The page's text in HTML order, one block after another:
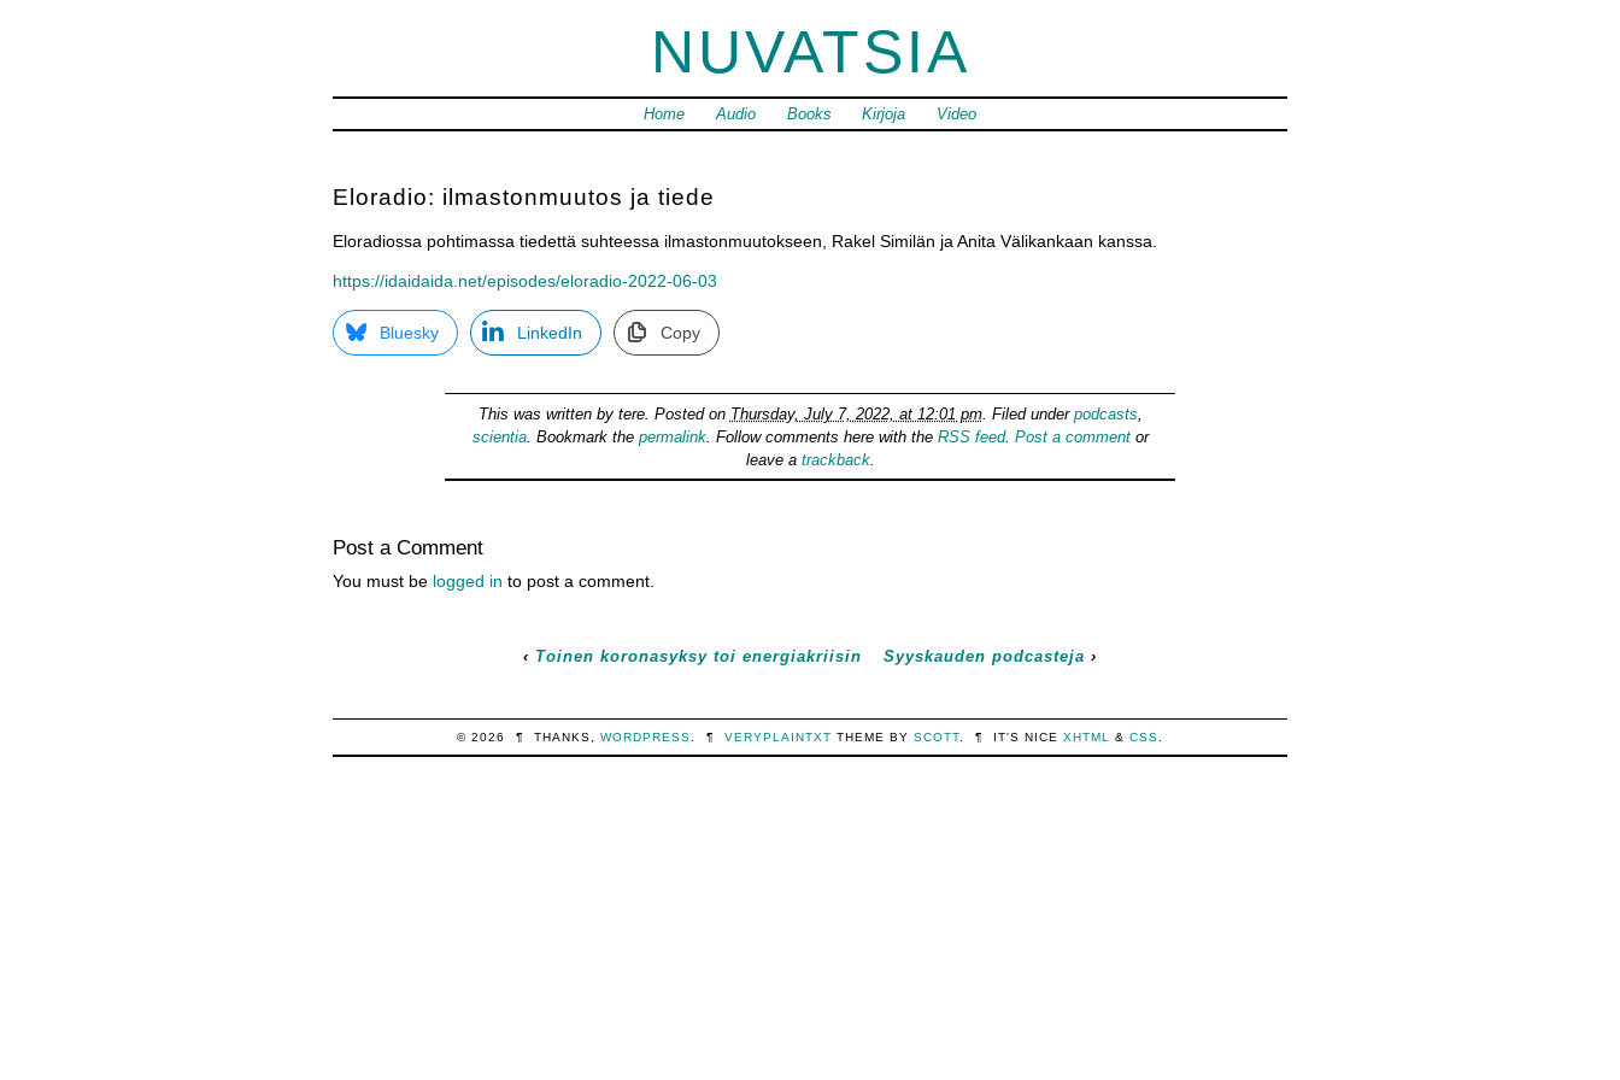
NUVATSIA
Home Audio Books Kirjoja Video
Eloradio: ilmastonmuutos ja tiede
Eloradiossa pohtimassa tiedettä suhteessa ilmastonmuutokseen, Rakel Similän ja Anita Välikankaan kanssa.
https://idaidaida.net/episodes/eloradio-2022-06-03
Bluesky LinkedIn Copy
This was written by tere. Posted on Thursday, July 7, 2022, at 12:01 pm. Filed under podcasts
scientia. Bookmark the permalink. Follow comments here with the RSS feed. Post a commentor
leave a trackback.
Post a Comment
You must be logged in to post a comment.
‹ Toinen koronasyksy toi energiakriisin Syyskauden podcasteja ›
© 2026 ¶ THANKS, WORDPRESS ¶ VERYPLAINTXT THEME BYSCOTT ¶ IT'S NICEXHTML &CSS